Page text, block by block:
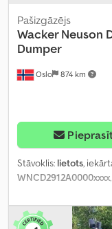
Oslo 874 km
Pašizgāzējs
Wacker Neuson
Dumper
Stāvoklis: lietots,
WNCD2912A0000xxxx